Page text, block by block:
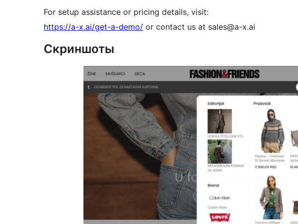
For setup assistance or pricing details, visit:
https://a-x.ai/get-a-demo/ or contact us at sales@a-x.ai
Скриншоты